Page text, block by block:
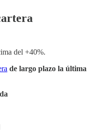
del +40%.
de largo plazo la última